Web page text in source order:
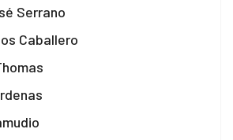
Serrano
Caballero